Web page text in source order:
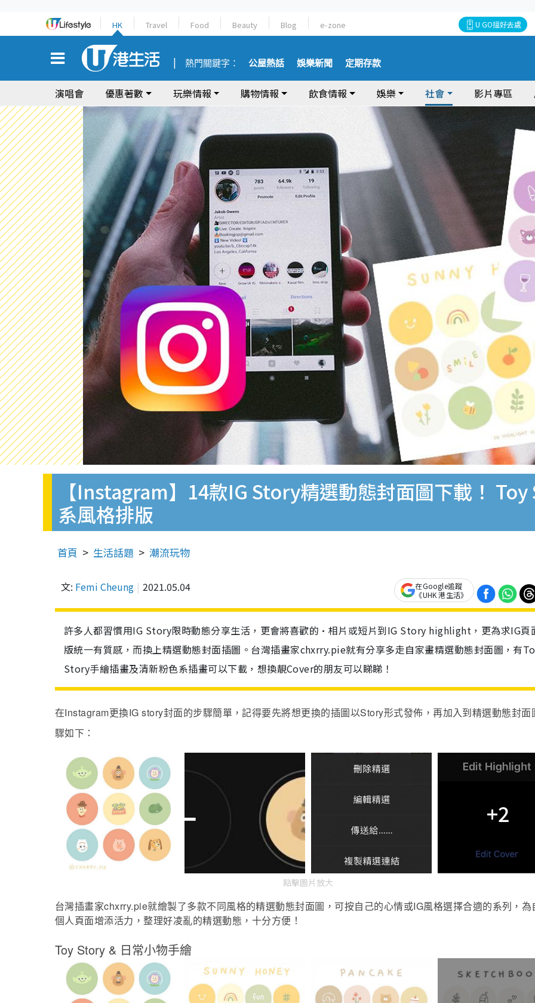
HK Travel Food Beauty Blog e-zone U GO搵好去處
熱門關鍵字： 公屋熱話 娛樂新聞 定期存款
演唱會 優惠著數 玩樂情報 購物情報 飲食情報 娛樂 社會 影片專區
【Instagram】14款IG Story精選動態封面圖下載！
系風格排版
首頁 生活話題 潮流玩物
文: Femi Cheung 2021.05.04
在Google追蹤
《UHK 港生活》
許多人都習慣用IG Story限時動態分享生活，更會將喜歡的·相片或短片到IG Story highlight，更為求IG頁
版統一有質感，而換上精選動態封面插圖。台灣插畫家chxrry.pie就有分享多走自家畫精選動態封面圖，有
Story手繪插畫及清新粉色系插畫可以下載，想換靚Cover的朋友可以睇睇！
在Instagram更換IG story封面的步驟簡單，記得要先將想更換的插圖以Story形式發佈，再加入到精選動態封面
驟如下：
+2
點擊圖片放大
台灣插畫家chxrry.pie就繪製了多款不同風格的精選動態封面圖，可按自己的心情或IG風格選擇合適的系列，為
個人頁面增添活力，整理好凌亂的精選動態，十分方便！
Toy Story & 日常小物手繪